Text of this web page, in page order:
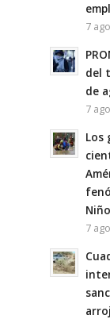
7
del
de
7
Los
7